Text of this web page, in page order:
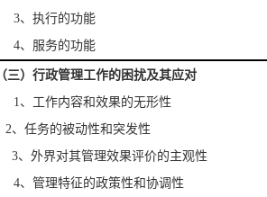
3、执行的功能
4、服务的功能
（三）行政管理工作的困扰及其应对
1、工作内容和效果的无形性
2、任务的被动性和突发性
3、外界对其管理效果评价的主观性
4、管理特征的政策性和协调性